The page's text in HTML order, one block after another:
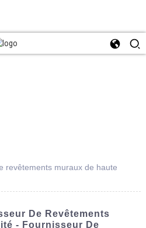
revêtements muraux de haute
De Revêtements
- Fournisseur De